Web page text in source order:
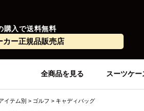
購入で送料無料
カー正規品販売店
全商品を見る スーツケー
イテム別 ゴルフ キャディバッグ